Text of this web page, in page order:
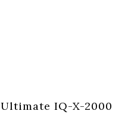
Ultimate IQ-X-2000